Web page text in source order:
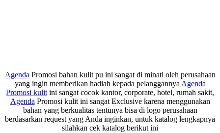
Agenda Promosi bahan kulit pu ini sangat di minati oleh perusahaan
yang ingin memberikan hadiah kepada pelanggannya Agenda
Promosi kulit ini sangat cocok kantor, corporate, hotel, rumah sakit,
Agenda Promosi kulit ini sangat Exclusive karena menggunakan
bahan yang berkualitas tentunya bisa di logo perusahaan
berdasarkan request yang Anda inginkan, untuk katalog lengkapnya
silahkan cek katalog berikut ini